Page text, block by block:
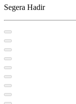
Segera Hadir